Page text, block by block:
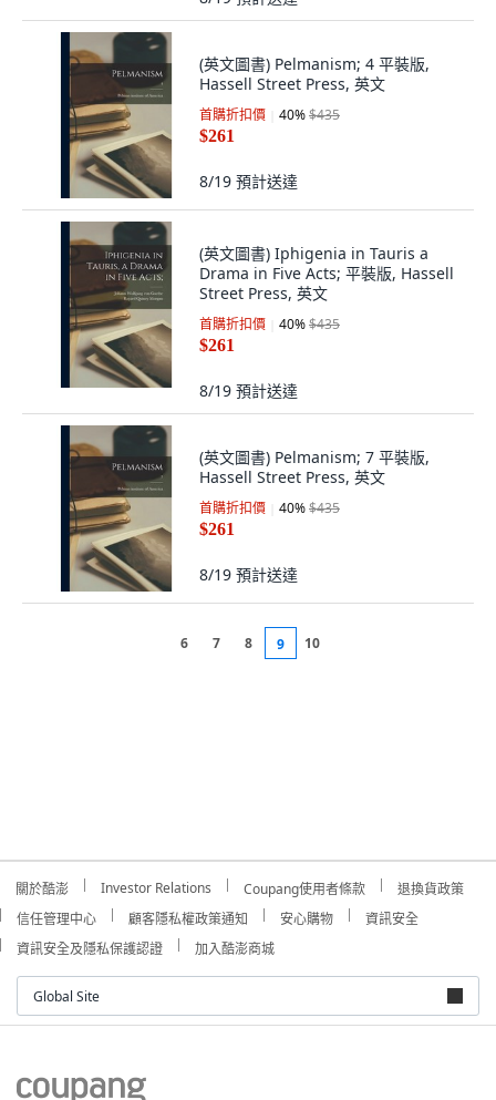
(英文圖書) Pelmanism; 4 平裝版,
Hassell Street Press, 英文
首購折扣價 40%$435
$261
8/19 預計送達
(英文圖書) Iphigenia in Tauris a
Drama in Five Acts; 平裝版, Hassell
Street Press, 英文
首購折扣價 40%$435
$261
8/19 預計送達
(英文圖書) Pelmanism; 7 平裝版,
Hassell Street Press, 英文
首購折扣價 40%$435
$261
8/19 預計送達
6 7 8 9 10
關於酷澎 Investor Relations Coupang使用者條款
退換貨政策
信任管理中心
顧客隱私權政策通知 安心購物
資訊安全
資訊安全及隱私保護認證
加入酷澎商城
Global Site